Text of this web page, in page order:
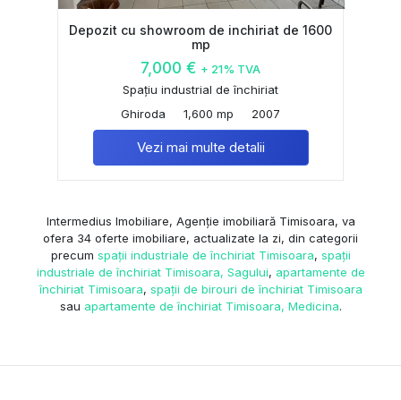
Depozit cu showroom de inchiriat de 1600
mp
7,000 € + 21% TVA
Spațiu industrial de închiriat
Ghiroda
1,600 mp 2007
Vezi mai multe detalii
Intermedius Imobiliare, Agenție imobiliară Timisoara, va
ofera 34 oferte imobiliare, actualizate la zi, din categorii
precum spații industriale de închiriat Timisoara, spații
industriale de închiriat Timisoara, Sagului, apartamente de
închiriat Timisoara, spații de birouri de închiriat Timisoara
sau apartamente de închiriat Timisoara, Medicina.